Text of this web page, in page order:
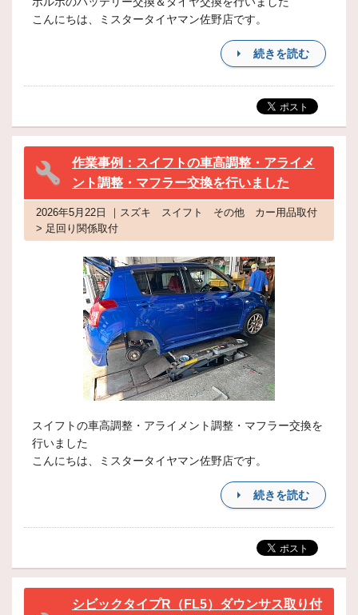
こんにちは、ミスタータイヤマン佐野店です。
続きを読む
作業事例：スイフトの車高調整・アライメ
ント調整・マフラー交換を行いました
2026年5月22日 ｜スズキ スイフト その他 カー用品取付
> 足回り関係取付
スイフトの車高調整・アライメント調整・マフラー交換を
行いました
こんにちは、ミスタータイヤマン佐野店です。
続きを読む
シビックタイプR（FL5）ダウンサス取り付